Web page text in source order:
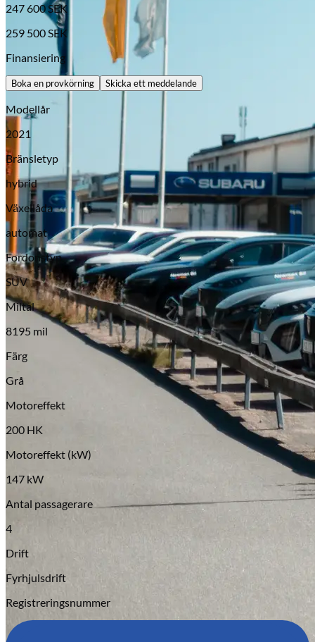
Opel
Serviceverkstad
247 600 SEK
259 500 SEK
Finansiering
Boka en provkörning Skicka ett meddelande
Modellår
2021
Bränsletyp
hybrid
Växellåda
automat
Fordonstyp
SUV
Miltal
8195 mil
Färg
Grå
Motoreffekt
200 HK
Motoreffekt (kW)
147 kW
Antal passagerare
4
Drift
Fyrhjulsdrift
Registreringsnummer